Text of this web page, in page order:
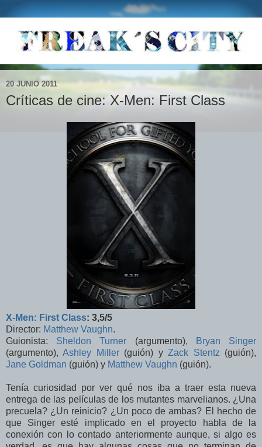
20 JUNIO 2011
Críticas de cine: X-Men: First Class
X-Men: First Class: 3,5/5
Director: Matthew Vaughn.
Guionista: Sheldon Turner (argumento),
Bryan Singer
(argumento),Ashley Miller(guión) yZack Stentz (guión),
Jane Goldman (guión) y Matthew Vaughn (guión).
Tenía curiosidad por ver qué nos iba a traer esta nueva
entrega de las películas de los mutantes marvelianos. ¿Una
precuela? ¿Un reinicio? ¿Un poco de ambas? El hecho de
que Singer esté implicado en el proyecto habla de la
conexión con lo contado anteriormente aunque, si algo es